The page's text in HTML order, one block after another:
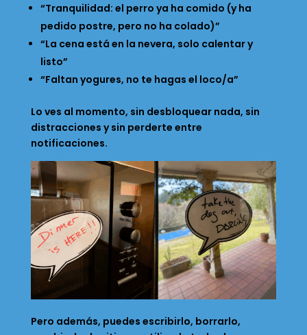
“Tranquilidad: el perro ya ha comido (y ha
pedido postre, pero no ha colado)”
“La cena está en la nevera, solo calentar y
listo”
“Faltan yogures, no te hagas el loco/a”
Lo ves al momento, sin desbloquear nada, sin
distracciones y sin perderte entre
notificaciones.
Pero además, puedes escribirlo, borrarlo,